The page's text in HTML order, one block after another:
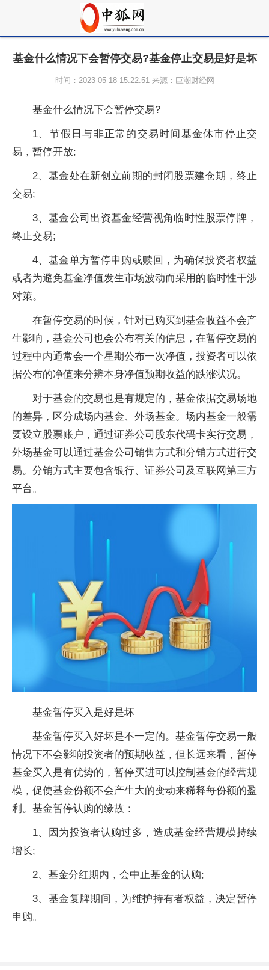
基金什么情况下会暂停交易?基金停止交易是好是坏
时间：2023-05-18 15:22:51 来源：巨潮财经网
基金什么情况下会暂停交易?
1、节假日与非正常的交易时间基金休市停止交
易，暂停开放;
2、 基金处在新创立前期的封闭股票建仓期，终止
交易;
3、 基金公司出资基金经营视角临时性股票停牌，
终止交易;
4、 基金单方暂停申购或赎回，为确保投资者权益
或者为避免基金净值发生市场波动而采用的临时性干涉
对策。
在暂停交易的时候，针对已购买到 基金收益不会产
生影响， 基金公司也会公布有关的信息，在暂停交易的
过程中内通常会一个星期公布一次净值， 投资者可以依
据公布的净值来分辨本身净值预期收益的跌涨状况。
对于基金的交易也是有规定的， 基金依据交易场地
的差异，区分成场内基金、外场基金。场内基金一般需
要设立股票账户，通过证券公司股东代码卡实行交易，
外场基金可以通过基金公司销售方式和分销方式进行交
易。分销方式主要包含银行、证券公司及互联网第三方
平台。
基金暂停买入是好是坏
基金暂停买入好坏是不一定的。 基金暂停交易一般
情况下不会影响投资者的预期收益，但长远来看，暂停
基金买入是有优势的，暂停买进可以控制 基金的经营规
模，促使基金份额不会产生大的变动来稀释每份额的盈
利。 基金暂停认购的缘故：
1、因为投资者认购过多，造成基金经营规模持续
增长;
2、 基金分红期内，会中止基金的认购;
3、 基金复牌期间，为维护持有者权益，决定暂停
申购。